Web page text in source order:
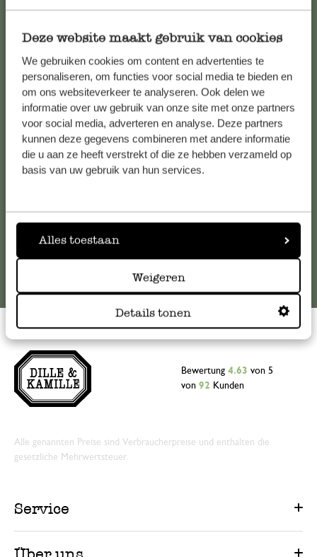
Deze website maakt gebruik van cookies
We gebruiken cookies om content en advertenties te
personaliseren, om functies voor social media te bieden en
om ons websiteverkeer te analyseren. Ook delen we
informatie over uw gebruik van onze site met onze partners
voor social media, adverteren en analyse. Deze partners
kunnen deze gegevens combineren met andere informatie
die u aan ze heeft verstrekt of die ze hebben verzameld op
basis van uw gebruik van hun services.
Alles toestaan
Weigeren
Details tonen
Kundenservice/Hilfe
Falls Sie Fragen haben oder Tipps und Hilfe brauchen, wenden
Sie sich bitte an unseren Kundenservice. Oder lesen Sie hier
die Antworten auf häufig gestellte Fragen
Bewertung 4.63 von 5
von 92 Kunden
Alle genannten Preise sind Verbraucherpreise und enthalten die
gesetzliche Mehrwertsteuer.
Service